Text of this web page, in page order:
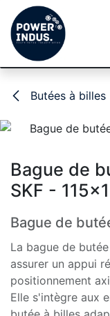
Se rendre au contenu
Butées à billes
Bague de
SKF -
Bague de
La bague de
assurer un appui
positionnement
Elle s'intègre aux